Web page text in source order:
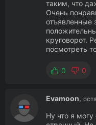
таким, что
Очень
отъявленные
круговорот.
посмотреть
0 0
Evamoon,
Ну что я